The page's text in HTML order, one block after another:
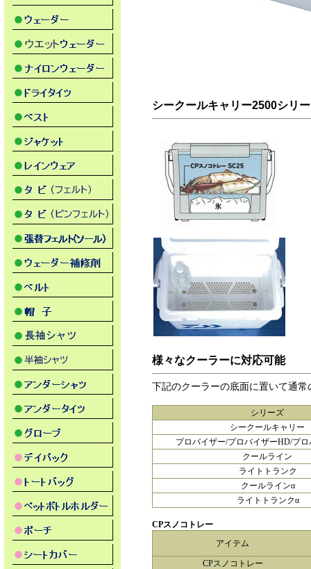
シークールキャリー2500シリ
様々なクーラーに対応可能
下記のクーラーの底面に置いて通
シリーズ
シークールキャリー
プロバイザー/プロバイザーHD/プ
クールライン
ライトトランク
クールラインα
ライトトランクα
CPスノコトレー
アイテム
CPスノコトレー